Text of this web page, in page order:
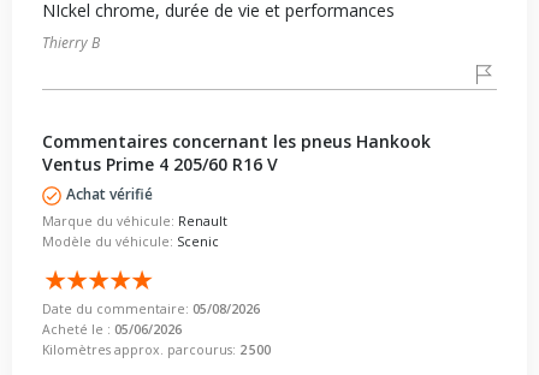
NIckel chrome, durée de vie et performances
Thierry B
Commentaires concernant les pneus Hankook
Ventus Prime 4 205/60 R16 V
Achat vérifié
Marque du véhicule: Renault
Modèle du véhicule: Scenic
Date du commentaire: 05/08/2026
Acheté le : 05/06/2026
Kilomètres approx. parcourus: 2 500